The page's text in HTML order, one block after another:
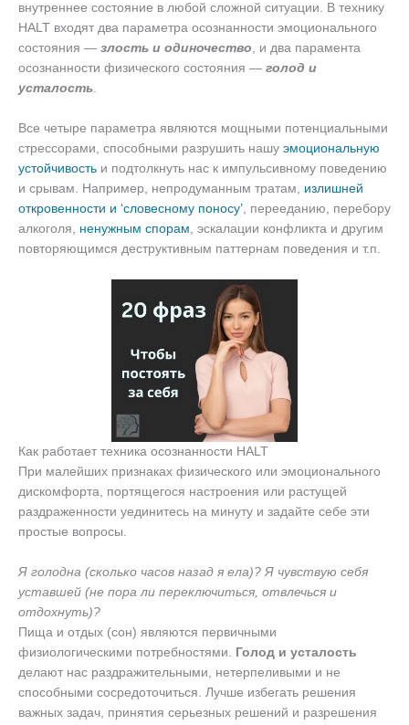
внутреннее состояние в любой сложной ситуации. В технику
HALT входят два параметра осознанности эмоционального
состояния — злость и одиночество, и два парамента
осознанности физического состояния — голод и
усталость.
Все четыре параметра являются мощными потенциальными
стрессорами, способными разрушить нашу эмоциональную
устойчивость и подтолкнуть нас к импульсивному поведению
и срывам. Например, непродуманным тратам, излишней
откровенности и ‘словесному поносу’, перееданию, перебору
алкоголя, ненужным спорам, эскалации конфликта и другим
повторяющимся деструктивным паттернам поведения и т.п.
Как работает техника осознанности HALT
При малейших признаках физического или эмоционального
дискомфорта, портящегося настроения или растущей
раздраженности уединитесь на минуту и задайте себе эти
простые вопросы.
Я голодна (сколько часов назад я ела)? Я чувствую себя
уставшей (не пора ли переключиться, отвлечься и
отдохнуть)?
Пища и отдых (сон) являются первичными
физиологическими потребностями. Голод и усталость
делают нас раздражительными, нетерпеливыми и не
способными сосредоточиться. Лучше избегать решения
важных задач, принятия серьезных решений и разрешения